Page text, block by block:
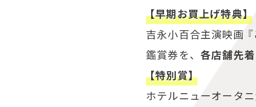
【早期お買上げ特典】
吉永小百合主演映画 『
鑑賞券を、 各店舗先
【特別賞】
ホテルニューオータ